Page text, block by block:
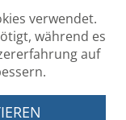
verwendet.
während es
auf